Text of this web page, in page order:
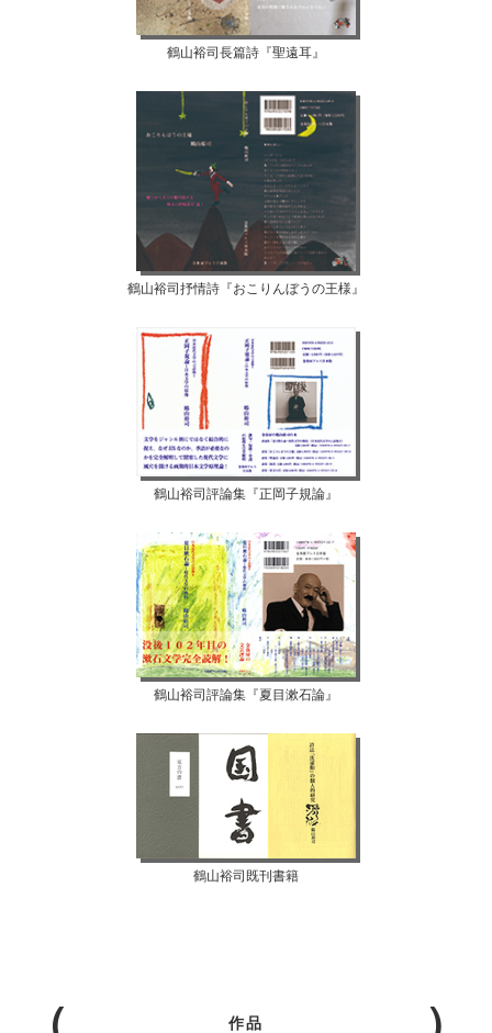
鶴山裕司長篇詩『聖遠耳』
鶴山裕司抒情詩『おこりんぼうの王様』
鶴山裕司評論集『正岡子規論』
鶴山裕司評論集『夏目漱石論』
鶴山裕司既刊書籍
作品